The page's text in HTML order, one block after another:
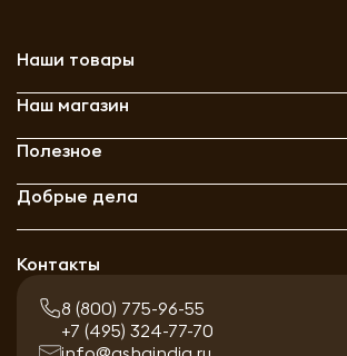
Наши товары
Наш магазин
Полезное
Добрые дела
Контакты
8 (800) 775-96-55
+7 (495) 324-77-70